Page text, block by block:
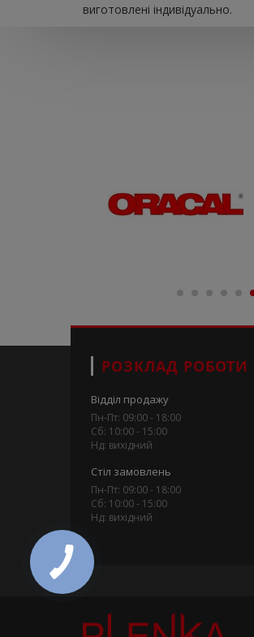
виготовлені індивідуально.
РОЗКЛАД РОБОТИ
Відділ продажу
Пн-Пт: 09:00 - 18:00
Сб: 10:00 - 15:00
Нд: вихідний
Стіл замовлень
Пн-Пт: 09:00 - 18:00
Сб: 10:00 - 15:00
Нд: вихідний